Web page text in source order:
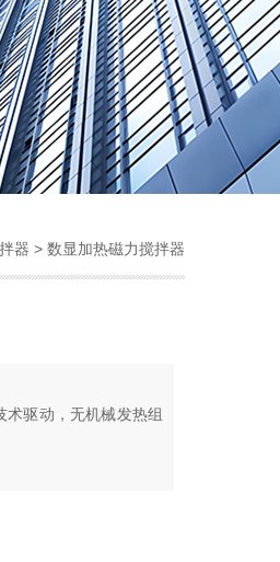
器 > 数显加热磁力搅拌器
驱动，无机械发热组